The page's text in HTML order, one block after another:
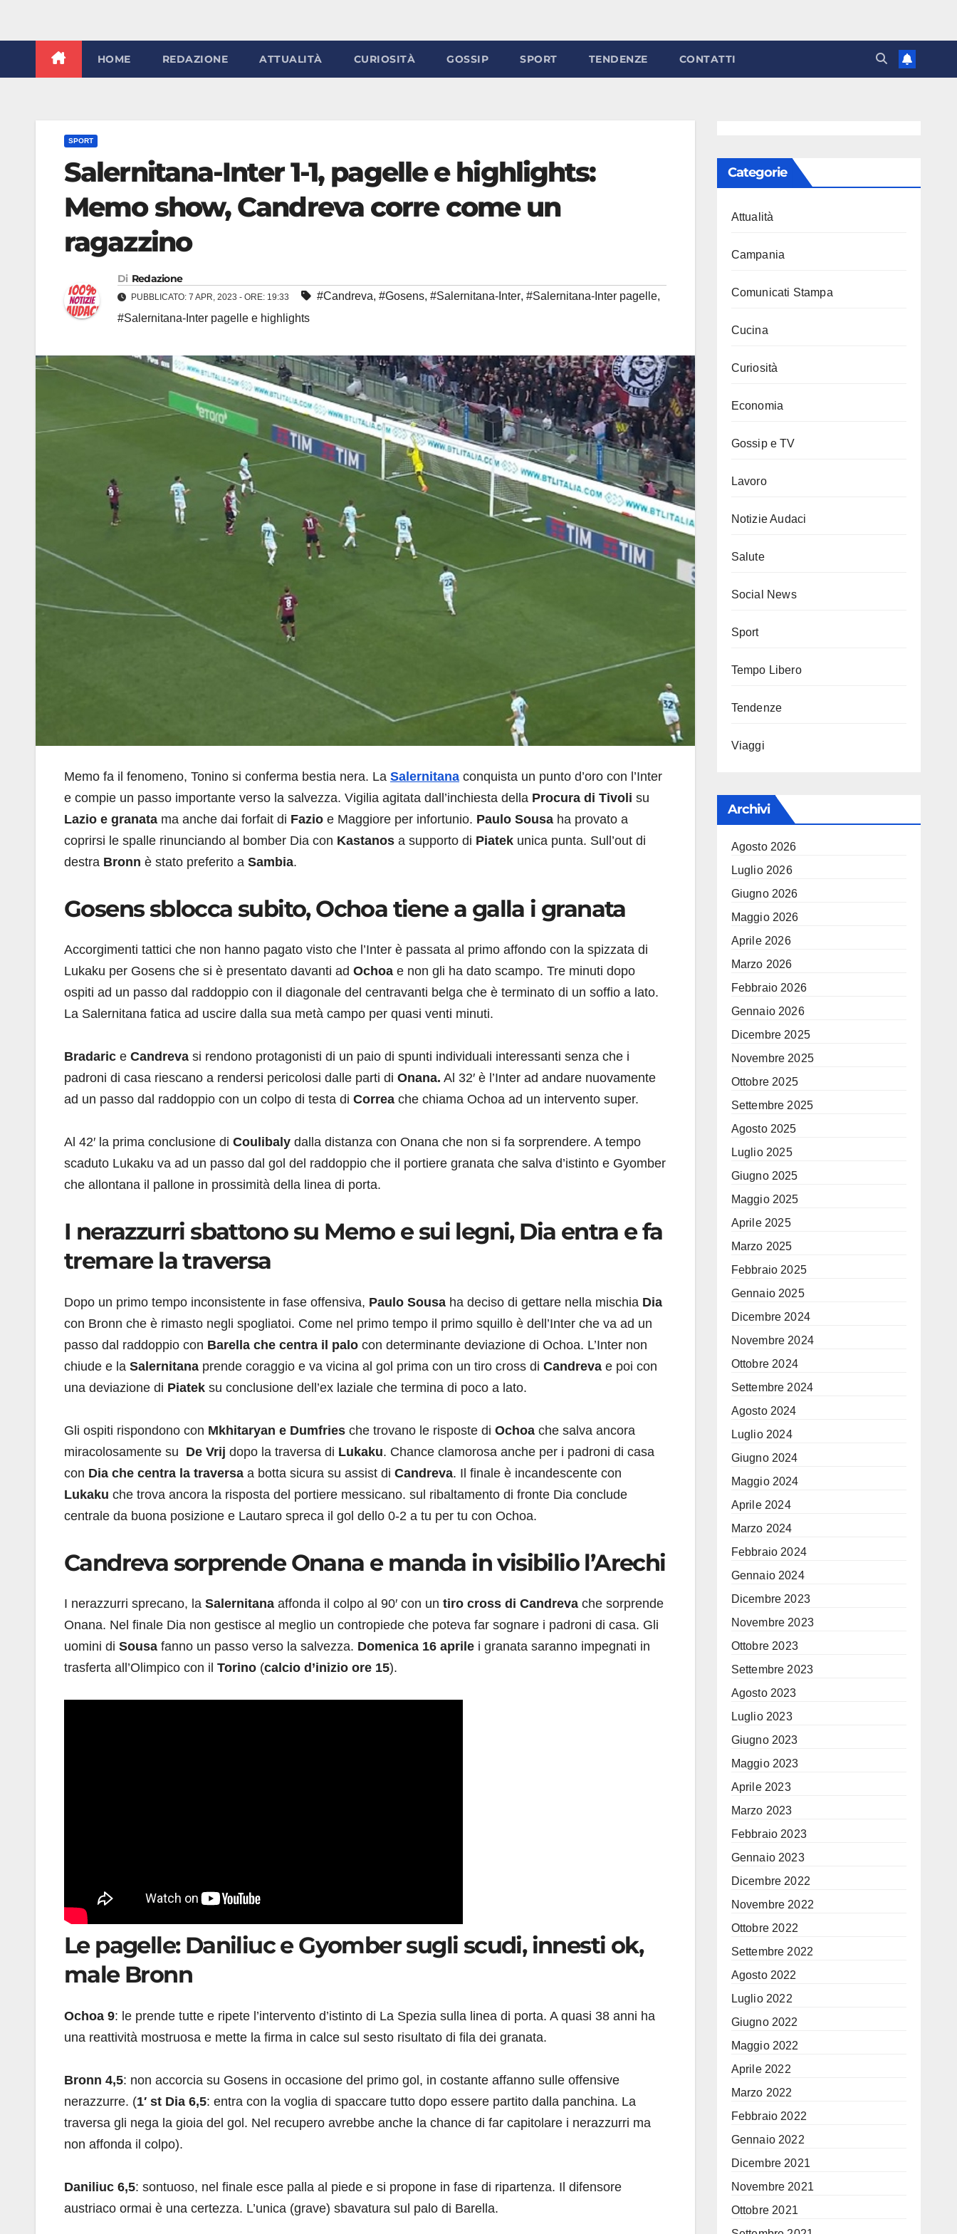
HOME REDAZIONE ATTUALITÀ CURIOSITÀ GOSSIP SPORT TENDENZE CONTATTI
SPORT
Salernitana-Inter 1-1, pagelle e highlights:
Memo show, Candreva corre come un
ragazzino
Di Redazione
PUBBLICATO: 7 APR, 2023 - ORE: 19:33 #Candreva, #Gosens, #Salernitana-Inter, #Salernitana-Inter pagelle,
#Salernitana-Inter pagelle e highlights
Memo fa il fenomeno, Tonino si conferma bestia nera. La Salernitana conquista un punto d’oro con l’Inter
e compie un passo importante verso la salvezza. Vigilia agitata dall’inchiesta della Procura di Tivoli su
Lazio e granata ma anche dai forfait di Fazio e Maggiore per infortunio. Paulo Sousa ha provato a
coprirsi le spalle rinunciando al bomber Dia con Kastanos a supporto di Piatek unica punta. Sull’out di
destra Bronn è stato preferito a Sambia.
Gosens sblocca subito, Ochoa tiene a galla i granata
Accorgimenti tattici che non hanno pagato visto che l’Inter è passata al primo affondo con la spizzata di
Lukaku per Gosens che si è presentato davanti ad Ochoa e non gli ha dato scampo. Tre minuti dopo
ospiti ad un passo dal raddoppio con il diagonale del centravanti belga che è terminato di un soffio a lato.
La Salernitana fatica ad uscire dalla sua metà campo per quasi venti minuti.
Bradaric e Candreva si rendono protagonisti di un paio di spunti individuali interessanti senza che i
padroni di casa riescano a rendersi pericolosi dalle parti di Onana. Al 32′ è l’Inter ad andare nuovamente
ad un passo dal raddoppio con un colpo di testa di Correa che chiama Ochoa ad un intervento super.
Al 42′ la prima conclusione di Coulibaly dalla distanza con Onana che non si fa sorprendere. A tempo
scaduto Lukaku va ad un passo dal gol del raddoppio che il portiere granata che salva d’istinto e Gyomber
che allontana il pallone in prossimità della linea di porta.
I nerazzurri sbattono su Memo e sui legni, Dia entra e fa
tremare la traversa
Dopo un primo tempo inconsistente in fase offensiva, Paulo Sousa ha deciso di gettare nella mischia Dia
con Bronn che è rimasto negli spogliatoi. Come nel primo tempo il primo squillo è dell’Inter che va ad un
passo dal raddoppio con Barella che centra il palo con determinante deviazione di Ochoa. L’Inter non
chiude e la Salernitana prende coraggio e va vicina al gol prima con un tiro cross di Candreva e poi con
una deviazione di Piatek su conclusione dell’ex laziale che termina di poco a lato.
Gli ospiti rispondono con Mkhitaryan e Dumfries che trovano le risposte di Ochoa che salva ancora
miracolosamente su De Vrij dopo la traversa di Lukaku. Chance clamorosa anche per i padroni di casa
con Dia che centra la traversa a botta sicura su assist di Candreva. Il finale è incandescente con
Lukaku che trova ancora la risposta del portiere messicano. sul ribaltamento di fronte Dia conclude
centrale da buona posizione e Lautaro spreca il gol dello 0-2 a tu per tu con Ochoa.
Candreva sorprende Onana e manda in visibilio l’Arechi
I nerazzurri sprecano, la Salernitana affonda il colpo al 90′ con un tiro cross di Candreva che sorprende
Onana. Nel finale Dia non gestisce al meglio un contropiede che poteva far sognare i padroni di casa. Gli
uomini di Sousa fanno un passo verso la salvezza. Domenica 16 aprile i granata saranno impegnati in
trasferta all’Olimpico con il Torino (calcio d’inizio ore 15).
Le pagelle: Daniliuc e Gyomber sugli scudi, innesti ok,
male Bronn
Ochoa 9: le prende tutte e ripete l’intervento d’istinto di La Spezia sulla linea di porta. A quasi 38 anni ha
una reattività mostruosa e mette la firma in calce sul sesto risultato di fila dei granata.
Bronn 4,5: non accorcia su Gosens in occasione del primo gol, in costante affanno sulle offensive
nerazzurre. (1′ st Dia 6,5: entra con la voglia di spaccare tutto dopo essere partito dalla panchina. La
traversa gli nega la gioia del gol. Nel recupero avrebbe anche la chance di far capitolare i nerazzurri ma
non affonda il colpo).
Daniliuc 6,5: sontuoso, nel finale esce palla al piede e si propone in fase di ripartenza. Il difensore
austriaco ormai è una certezza. L’unica (grave) sbavatura sul palo di Barella.
Categorie
Attualità
Campania
Comunicati Stampa
Cucina
Curiosità
Economia
Gossip e TV
Lavoro
Notizie Audaci
Salute
Social News
Sport
Tempo Libero
Tendenze
Viaggi
Archivi
Agosto 2026
Luglio 2026
Giugno 2026
Maggio 2026
Aprile 2026
Marzo 2026
Febbraio 2026
Gennaio 2026
Dicembre 2025
Novembre 2025
Ottobre 2025
Settembre 2025
Agosto 2025
Luglio 2025
Giugno 2025
Maggio 2025
Aprile 2025
Marzo 2025
Febbraio 2025
Gennaio 2025
Dicembre 2024
Novembre 2024
Ottobre 2024
Settembre 2024
Agosto 2024
Luglio 2024
Giugno 2024
Maggio 2024
Aprile 2024
Marzo 2024
Febbraio 2024
Gennaio 2024
Dicembre 2023
Novembre 2023
Ottobre 2023
Settembre 2023
Agosto 2023
Luglio 2023
Giugno 2023
Maggio 2023
Aprile 2023
Marzo 2023
Febbraio 2023
Gennaio 2023
Dicembre 2022
Novembre 2022
Ottobre 2022
Settembre 2022
Agosto 2022
Luglio 2022
Giugno 2022
Maggio 2022
Aprile 2022
Marzo 2022
Febbraio 2022
Gennaio 2022
Dicembre 2021
Novembre 2021
Ottobre 2021